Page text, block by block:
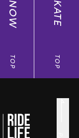
SNOW
TOP
SKATE
TOP